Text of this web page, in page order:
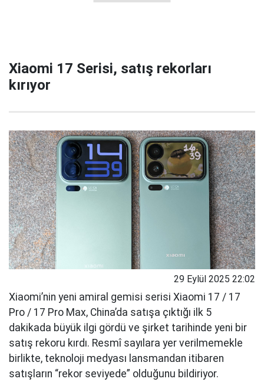
Xiaomi 17 Serisi, satış rekorları
kırıyor
29 Eylül 2025 22:02
Xiaomi’nin yeni amiral gemisi serisi Xiaomi 17 / 17
Pro / 17 Pro Max, China’da satışa çıktığı ilk 5
dakikada büyük ilgi gördü ve şirket tarihinde yeni bir
satış rekoru kırdı. Resmî sayılara yer verilmemekle
birlikte, teknoloji medyası lansmandan itibaren
satışların “rekor seviyede” olduğunu bildiriyor.